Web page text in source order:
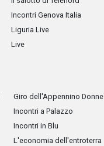
Incontri Genova Italia
Liguria Live
Live
Giro dell'Appennino Donne
Incontri a Palazzo
Incontri in Blu
L'economia dell'entroterra